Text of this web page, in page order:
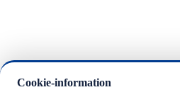
Cookie-information